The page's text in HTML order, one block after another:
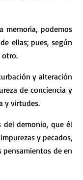
memoria, podemos
ellas; pues, según
otro.
y alteración
de conciencia y
y virtudes.
del demonio, que él
y pecados,
pensamientos de en